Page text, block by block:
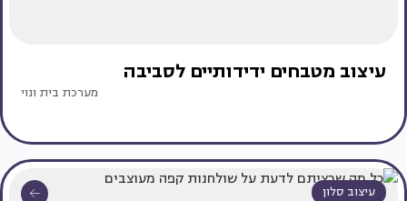
עיצוב מטבחים ידידותיים לסביבה
מערכת בית ונוי
עיצוב סלון